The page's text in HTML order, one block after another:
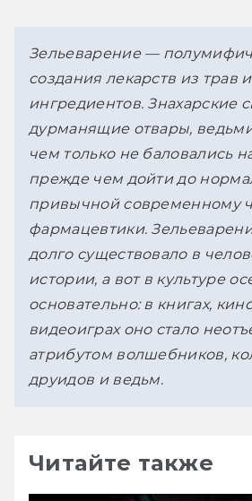
Зельеварение —
создания лекарств из трав
ингредиентов. Знахарские
дурманящие отвары,
чем только не баловались
прежде чем дойти до
привычной современному
фармацевтики.
долго существовало в
истории, а вот в культуре
основательно: в книгах,
видеоиграх оно стало
атрибутом волшебников,
друидов и ведьм.
Читайте также